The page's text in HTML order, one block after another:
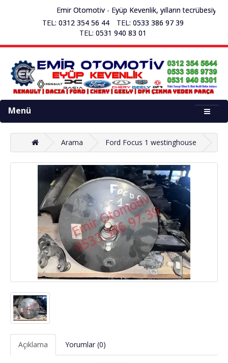
Emir Otomotiv - Eyüp Kevenlik, yılların
TEL: 0312 354 56 44
TEL: 0533 386 97 39
TEL: 0531 940 83 01
Menü
Arama Ford Focus 1 westinghouse
Açıklama Yorumlar (0)